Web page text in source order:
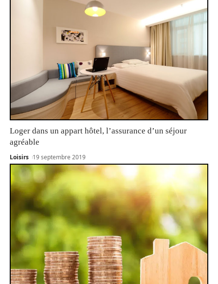
Loger dans un appart hôtel, l’assurance d’un séjour
agréable
Loisirs 19 septembre 2019